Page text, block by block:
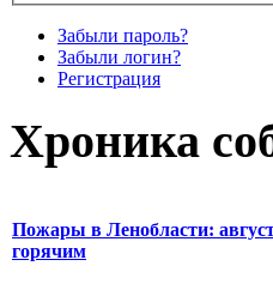
Забыли пароль?
Забыли логин?
Регистрация
Хроника
Пожары в Ленобласти: август
горячим